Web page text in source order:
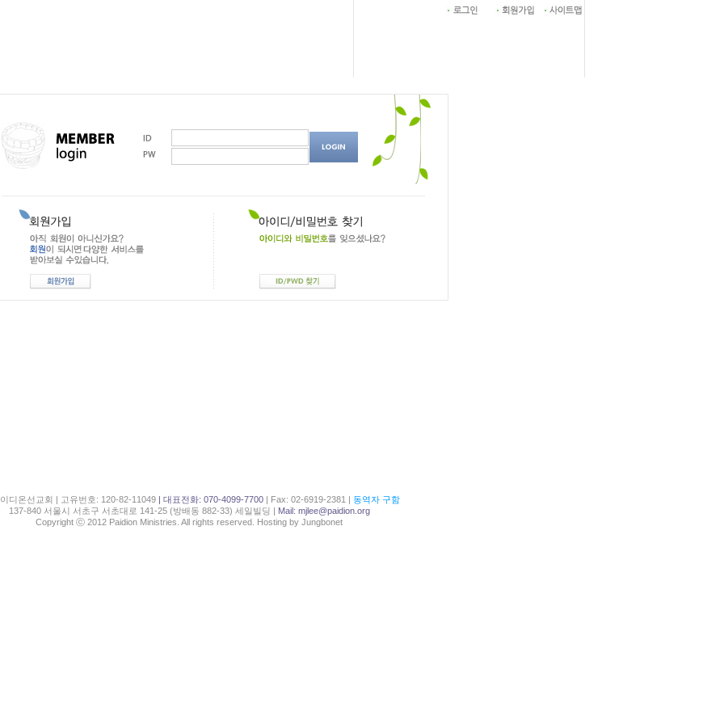
디온선교회 | 고유번호: 120-82-11049| 대표전화: 070-4099-7700| Fax: 02-6919-2381 | 동역자 구함
137-840 서울시 서초구 서초대로 141-25 (방배동 882-33) 세일빌딩 | Mail: mjlee@paidion.org
Copyright ⓒ 2012 Paidion Ministries. All rights reserved. Hosting by Jungbonet